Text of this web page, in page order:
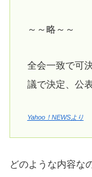
～～略～～
全会一致で可
議で決定、公
Yahoo！NEWSより
どのような内容な